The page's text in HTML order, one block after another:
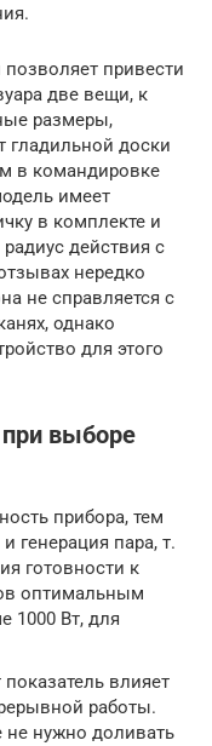
позволяет привести
две вещи, к
размеры,
гладильной доски
в командировке
имеет
в комплекте и
действия с
нередко
не справляется с
однако
для этого
выборе
прибора, тем
генерация пара, т.
готовности к
оптимальным
1000 Вт, для
влияет
работы.
нужно доливать